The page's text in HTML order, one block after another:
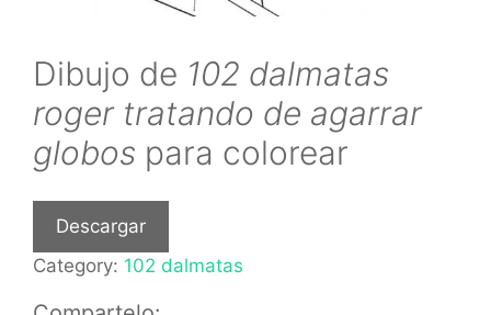
Dibujo de 102 dalmatas
roger tratando de agarrar
globos para colorear
Descargar
Category: 102 dalmatas